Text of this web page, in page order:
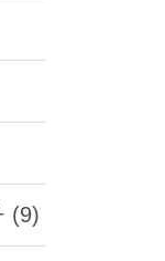
(9)